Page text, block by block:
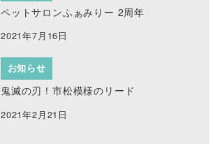
ペットサロンふぁみりー 2周年
2021年7月16日
お知らせ
鬼滅の刃！市松模様のリード
2021年2月21日